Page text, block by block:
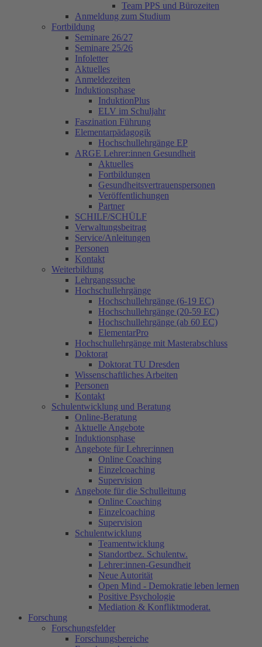
Team PPS und Bürozeiten
Anmeldung zum Studium
Fortbildung
Seminare 26/27
Seminare 25/26
Infoletter
Aktuelles
Anmeldezeiten
Induktionsphase
InduktionPlus
ELV im Schuljahr
Faszination Führung
Elementarpädagogik
Hochschullehrgänge EP
ARGE Lehrer:innen Gesundheit
Aktuelles
Fortbildungen
Gesundheitsvertrauenspersonen
Veröffentlichungen
Partner
SCHILF/SCHÜLF
Verwaltungsbeitrag
Service/Anleitungen
Personen
Kontakt
Weiterbildung
Lehrgangssuche
Hochschullehrgänge
Hochschullehrgänge (6-19 EC)
Hochschullehrgänge (20-59 EC)
Hochschullehrgänge (ab 60 EC)
ElementarPro
Hochschullehrgänge mit Masterabschluss
Doktorat
Doktorat TU Dresden
Wissenschaftliches Arbeiten
Personen
Kontakt
Schulentwicklung und Beratung
Online-Beratung
Aktuelle Angebote
Induktionsphase
Angebote für Lehrer:innen
Online Coaching
Einzelcoaching
Supervision
Angebote für die Schulleitung
Online Coaching
Einzelcoaching
Supervision
Schulentwicklung
Teamentwicklung
Standortbez. Schulentw.
Lehrer:innen-Gesundheit
Neue Autorität
Open Mind - Demokratie leben lernen
Positive Psychologie
Mediation & Konfliktmoderat.
Forschung
Forschungsfelder
Forschungsbereiche